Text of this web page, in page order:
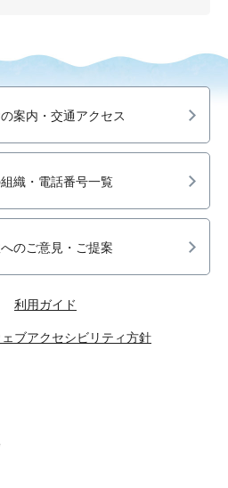
案内・交通アクセス
織・電話番号一覧
のご意見・ご提案
利用ガイド
ェブアクセシビリティ方針